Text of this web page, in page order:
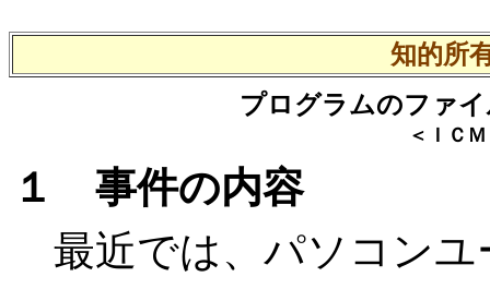
知的所
プログラムのファ
＜ＩＣ
１ 事件の内容
最近では、パソコンユ